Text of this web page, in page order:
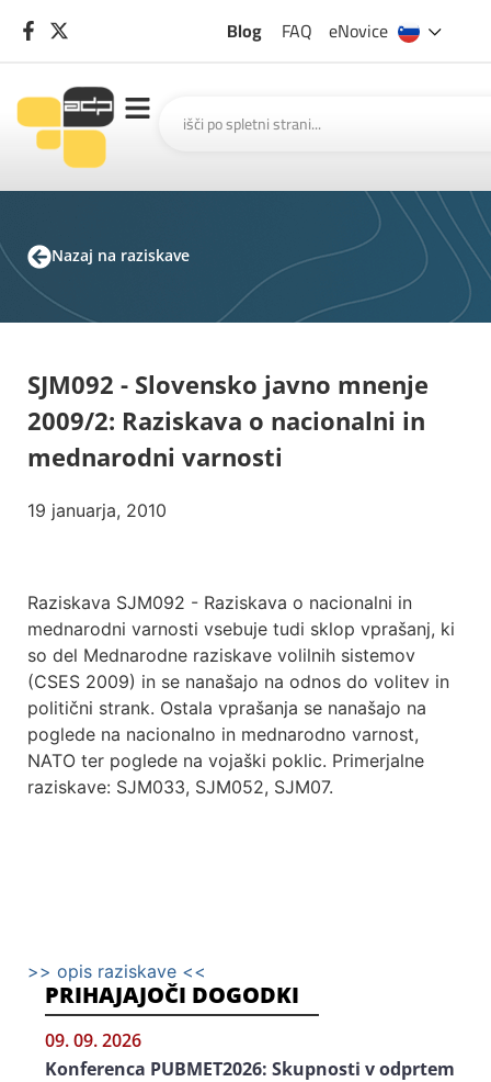
Blog FAQ eNovice
Nazaj na raziskave
SJM092 - Slovensko javno mnenje
2009/2: Raziskava o nacionalni in
mednarodni varnosti
19 januarja, 2010
Raziskava SJM092 - Raziskava o nacionalni in
mednarodni varnosti vsebuje tudi sklop vprašanj, ki
so del Mednarodne raziskave volilnih sistemov
(CSES 2009) in se nanašajo na odnos do volitev in
politični strank. Ostala vprašanja se nanašajo na
poglede na nacionalno in mednarodno varnost,
NATO ter poglede na vojaški poklic. Primerjalne
raziskave: SJM033, SJM052, SJM07.
>> opis raziskave <<
PRIHAJAJOČI DOGODKI
09. 09. 2026
Konferenca PUBMET2026: Skupnosti v odprtem